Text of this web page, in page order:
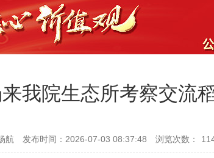
我院生态所考察交流
航 发布时间：2026-07-03 08:37:48 浏览次数：